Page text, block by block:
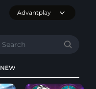
Advantplay
NEW